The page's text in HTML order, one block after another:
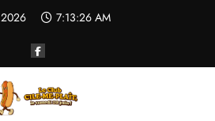
7:13:26 AM